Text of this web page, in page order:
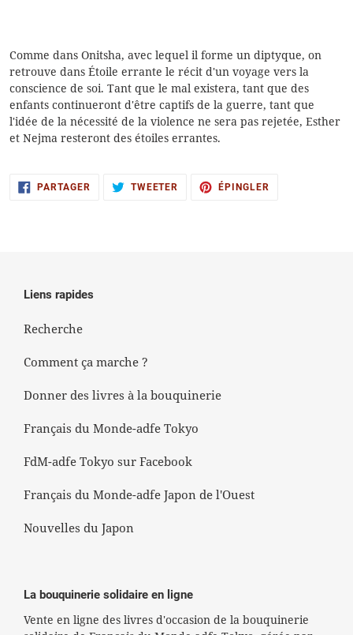
Comme dans Onitsha, avec lequel il forme un diptyque, on
retrouve dans Étoile errante le récit d'un voyage vers la
conscience de soi. Tant que le mal existera, tant que des
enfants continueront d'être captifs de la guerre, tant que
l'idée de la nécessité de la violence ne sera pas rejetée, Esther
et Nejma resteront des étoiles errantes.
PARTAGER PARTAGERTWEETER TWEETERÉPINGLER
Liens rapides
Recherche
Comment ça marche ?
Donner des livres à la bouquinerie
Français du Monde-adfe Tokyo
FdM-adfe Tokyo sur Facebook
Français du Monde-adfe Japon de l'Ouest
Nouvelles du Japon
La bouquinerie solidaire en ligne
Vente en ligne des livres d'occasion de la bouquinerie